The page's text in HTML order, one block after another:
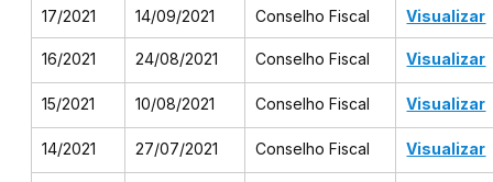
17/2021 14/09/2021 Conselho Fiscal Visualizar
16/2021 24/08/2021 Conselho Fiscal Visualizar
15/2021 10/08/2021 Conselho Fiscal Visualizar
14/2021 27/07/2021 Conselho Fiscal Visualizar